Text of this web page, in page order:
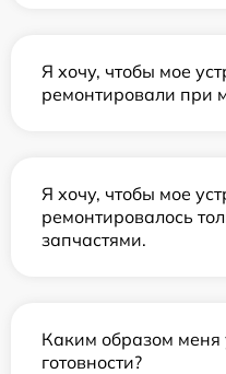
Я хочу, чтобы мое
ремонтировали при
Я хочу, чтобы мое
ремонтировалось
запчастями.
Каким образом меня
готовности?